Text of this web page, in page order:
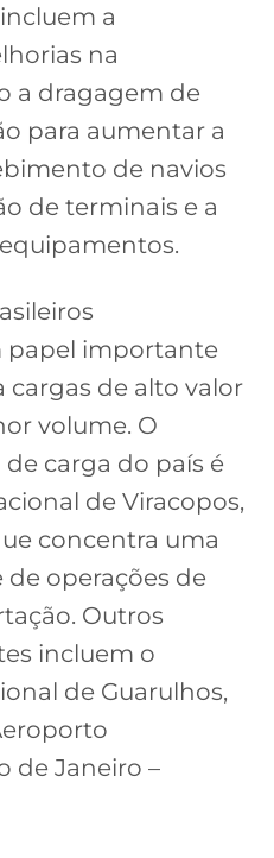
a
na
a dragagem de
para aumentar a
de navios
de terminais e a
papel importante
cargas de alto valor
volume. O
carga do país é
de Viracopos,
concentra uma
operações de
Outros
incluem o
de Guarulhos,
de Janeiro –